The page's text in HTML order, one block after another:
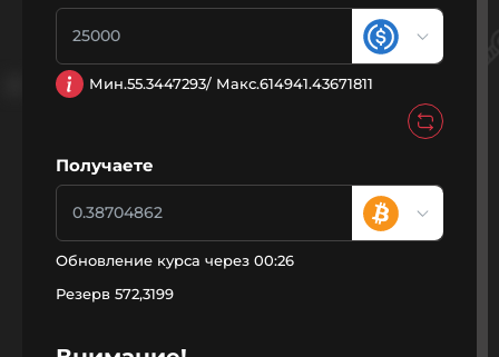
Мин.55.3447293/ Макс.614941.43671811
Получаете
Обновление курса через 00:26
Резерв 572,3199